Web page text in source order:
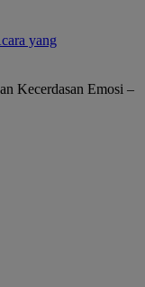
yang
Kecerdasan Emosi –